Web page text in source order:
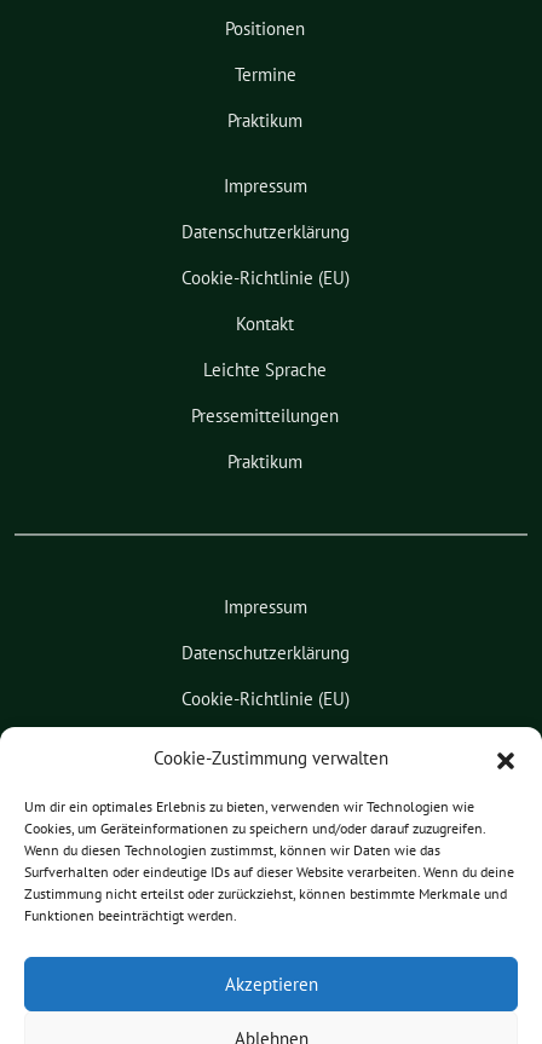
Cookie-Zustimmung verwalten
Um dir ein optimales Erlebnis zu bieten, verwenden wir Technologien wie
Cookies, um Geräteinformationen zu speichern und/oder darauf zuzugreifen.
Wenn du diesen Technologien zustimmst, können wir Daten wie das
Surfverhalten oder eindeutige IDs auf dieser Website verarbeiten. Wenn du deine
Zustimmung nicht erteilst oder zurückziehst, können bestimmte Merkmale und
Funktionen beeinträchtigt werden.
Akzeptieren
Ablehnen
Positionen
Termine
Praktikum
Impressum
Datenschutzerklärung
Cookie-Richtlinie (EU)
Kontakt
Leichte Sprache
Pressemitteilungen
Praktikum
Impressum
Datenschutzerklärung
Cookie-Richtlinie (EU)
Pressemitteilungen
Praktikum
freie grüne Theme